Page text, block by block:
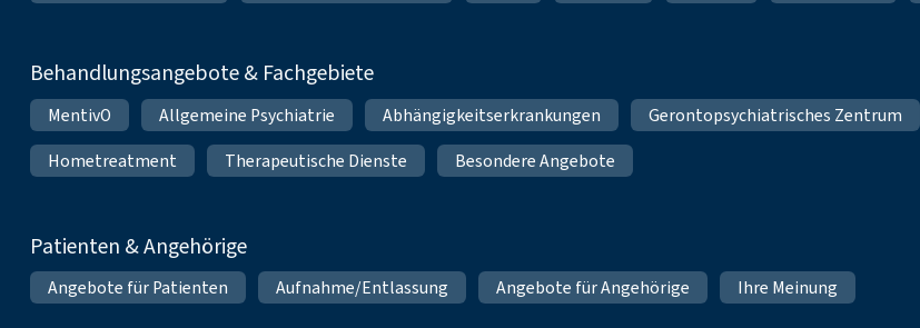
Behandlungsangebote & Fachgebiete
MentivO Allgemeine Psychiatrie Abhängigkeitserkrankungen Gerontopsychiatrisches Zentrum
Hometreatment
Therapeutische Dienste Besondere Angebote
Patienten & Angehörige
Angebote für Patienten Aufnahme/Entlassung Angebote für Angehörige Ihre Meinung